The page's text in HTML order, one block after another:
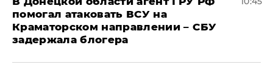
помогал атаковать ВСУ на
Краматорском направлении – СБУ
задержала блогера